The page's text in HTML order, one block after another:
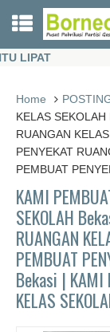
Home
KELAS
RUANGAN
PENYEKAT
PEMBUAT
KAMI
SEKOLAH
RUANGAN
PEMBUAT
Bekasi | KAMI
KELAS